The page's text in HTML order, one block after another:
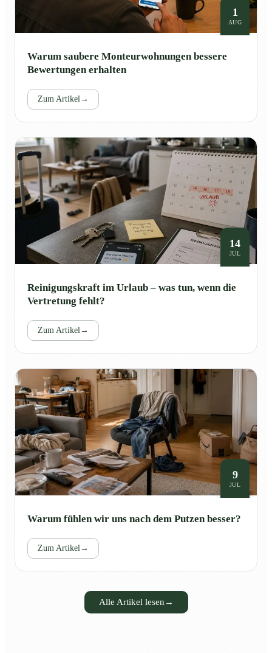
1
AUG
Warum saubere Monteurwohnungen bessere
Bewertungen erhalten
Zum Artikel→
14
JUL
Reinigungskraft im Urlaub – was tun, wenn die
Vertretung fehlt?
Zum Artikel→
9
JUL
Warum fühlen wir uns nach dem Putzen besser?
Zum Artikel→
Alle Artikel lesen →